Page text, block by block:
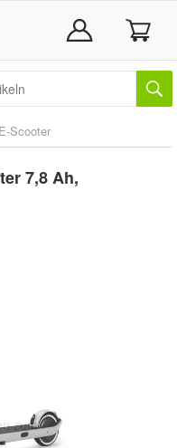
Scooter
7,8 Ah,
zum